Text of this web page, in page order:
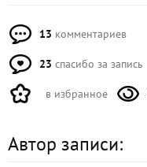
13 комментариев
23 спасибо за запись
в избранное
Автор записи: